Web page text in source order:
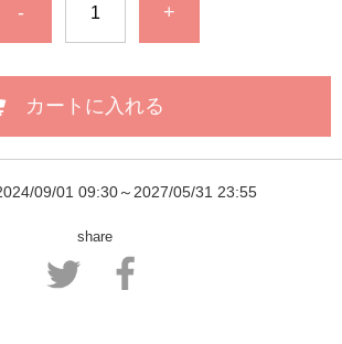
- +
カートに入れる
09/01 09:30～2027/05/31 23:55
share